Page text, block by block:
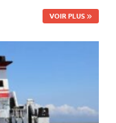
VOIR PLUS